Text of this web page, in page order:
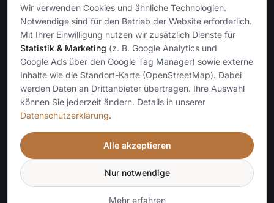
Aachen ·Alsdorf ·Würselen ·Herzogenrath ·Stolberg
Eschweiler ·Köln ·Düsseldorf
Vertrauen
Handwerkskammer Aachen
Betriebsnummer 3106615
USt-ID DE 318417214
Fliesen und Naturstein Schöngen© 1988 – 2026 · Marcus Schöngen
ImpressumDatenschutzSitemapCookie-Einstellungen
Wir verwenden Cookies und ähnliche Technologien.
Notwendige sind für den Betrieb der Website erforderlich.
Mit Ihrer Einwilligung nutzen wir zusätzlich Dienste für
Statistik & Marketing (z. B. Google Analytics und
Google Ads über den Google Tag Manager) sowie externe
Inhalte wie die Standort-Karte (OpenStreetMap). Dabei
werden Daten an Drittanbieter übertragen. Ihre Auswahl
können Sie jederzeit ändern. Details in unserer
Datenschutzerklärung.
Alle akzeptieren
Nur notwendige
Mehr erfahren